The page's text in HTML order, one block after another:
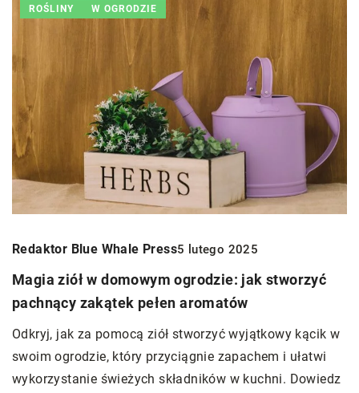
ROŚLINY W OGRODZIE
Redaktor Blue Whale Press5 lutego 2025
Magia ziół w domowym ogrodzie: jak stworzyć
pachnący zakątek pełen aromatów
Odkryj, jak za pomocą ziół stworzyć wyjątkowy kącik w
swoim ogrodzie, który przyciągnie zapachem i ułatwi
wykorzystanie świeżych składników w kuchni. Dowiedz